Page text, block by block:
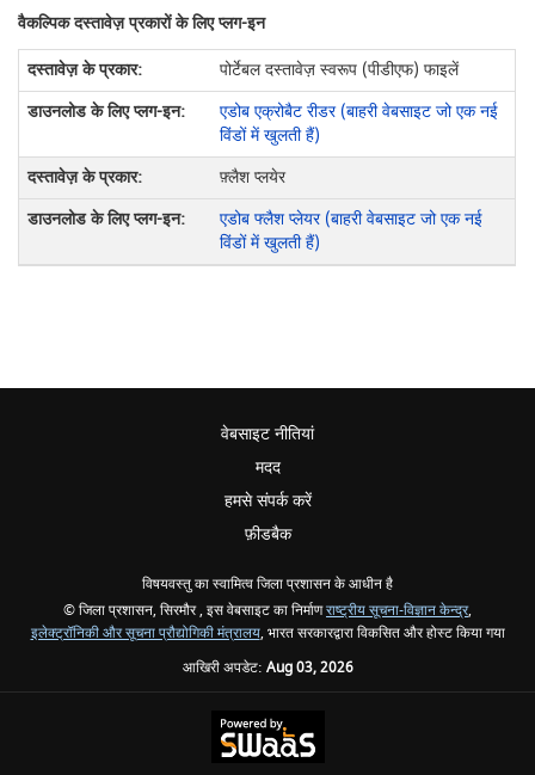
वैकल्पिक दस्तावेज़ प्रकारों के लिए प्लग-इन
पोर्टेबल दस्तावेज़ स्वरूप (पीडीएफ) फाइलें
एडोब एक्रोबैट रीडर (बाहरी वेबसाइट जो एक नई
विंडों में खुलती हैं)
फ़्लैश प्लयेर
एडोब फ्लैश प्लेयर (बाहरी वेबसाइट जो एक नई
विंडों में खुलती हैं)
वेबसाइट नीतियां
मदद
हमसे संपर्क करें
फ़ीडबैक
विषयवस्तु का स्वामित्व जिला प्रशासन के आधीन है
© जिला प्रशासन, सिरमौर , इस वेबसाइट का निर्माणराष्ट्रीय सूचना-विज्ञान केन्द्र,
इलेक्‍ट्रॉनिकी और सूचना प्रौद्योगिकी मंत्रालय, भारत सरकारद्वारा विकसित और होस्ट किया गया
आखिरी अपडेट: Aug 03, 2026